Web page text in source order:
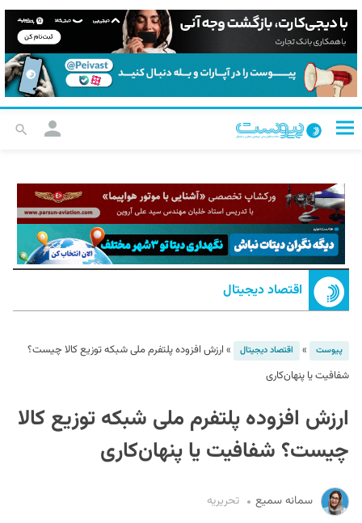
اقتصاد دیجیتال
پیوست » اقتصاد دیجیتال » ارزش افزوده پلتفرم ملی شبکه توزیع کالا چیست؟
شفافیت یا پنهان‌کاری
ارزش افزوده پلتفرم ملی شبکه توزیع کالا
چیست؟ شفافیت یا پنهان‌کاری
سمانه سمیع تحریریه